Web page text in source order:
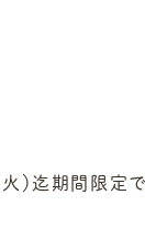
火）迄期間限定